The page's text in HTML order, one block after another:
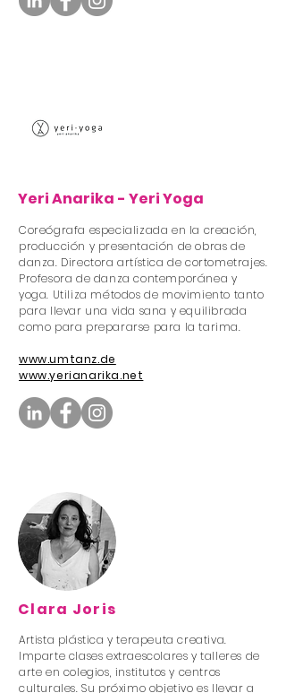
Yeri Anarika - Yeri Yoga
Coreógrafa especializada en la creación,
producción y presentación de obras de
danza. Directora artística de cortometrajes.
Profesora de danza contemporánea y
yoga. Utiliza métodos de movimiento tanto
para llevar una vida sana y equilibrada
como para prepararse para la tarima.
www.umtanz.de
www.yerianarika.net
Clara Joris
Artista plástica y terapeuta creativa.
Imparte clases extraescolares y talleres de
arte en colegios, institutos y centros
culturales. Su próximo objetivo es llevar a